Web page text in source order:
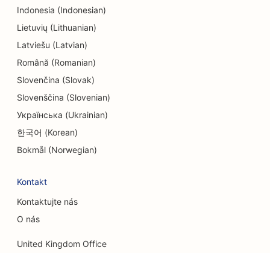
SEO pro zábavu a rekreaci
SEO pro únikové místnosti
SEO pro služby faceliftu
SEO pro restaurace Farm-to-Table
SEO pro restaurace rychlého občerstvení
Indonesia (Indonesian)
Lietuvių (Lithuanian)
Latviešu (Latvian)
Română (Romanian)
Slovenčina (Slovak)
Slovenščina (Slovenian)
Українська (Ukrainian)
한국어 (Korean)
Bokmål (Norwegian)
Kontakt
Kontaktujte nás
O nás
United Kingdom Office